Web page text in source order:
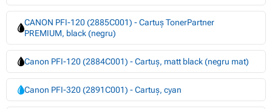
CANON PFI-120 (2885C001) - Cartuș TonerPartner
PREMIUM, black (negru)
Canon PFI-120 (2884C001) - Cartuș, matt black (negru mat)
Canon PFI-320 (2891C001) - Cartuș, cyan